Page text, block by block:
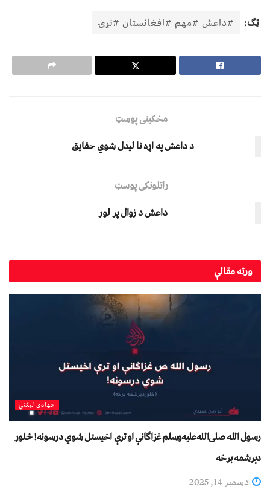
ټګ: #داعش #مهم #افغانستان #نړۍ
مخکینی پوسټ
د داعش په اړه نا لیدل شوي حقايق
راتلونکی پوسټ
داعش د زوال پر لور
ورتهمقالې
جهادي لیکني
رسول الله صلی‌الله‌علیه‌وسلم غزاګانې او ترې اخیستل شوي درسونه! څلور
دېرشمه برخه
دسمبر 14, 2025